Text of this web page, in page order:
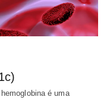
é uma